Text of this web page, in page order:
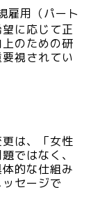
雇用（パート
に応じて正
のための研
視されてい
は、「女性
ではなく、
的な仕組み
セージで